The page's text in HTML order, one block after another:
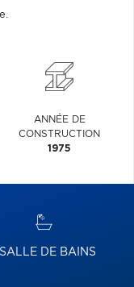
ANNÉE DE
CONSTRUCTION
1975
SALLE DE BAINS